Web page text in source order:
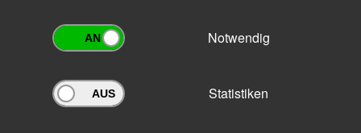
Archivportal Thüringen
Notwendig
Statistiken